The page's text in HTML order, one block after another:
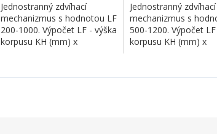
Jednostranný zdvíhací
mechanizmus s hodnotou LF
200-1000. Výpočet LF - výška
korpusu KH (mm) x
Jednostranný zdvíhací
mechanizmus s
500-1200. Výpočet
korpusu KH (mm) x